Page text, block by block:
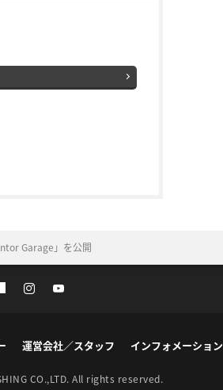
Garage」を公開
運営会社／スタッフ インフォメーション
CO.,LTD. All rights reserved.